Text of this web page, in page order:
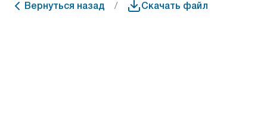
Вернуться назад Скачать файл